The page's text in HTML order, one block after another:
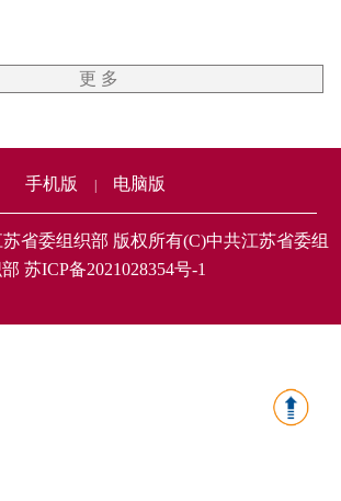
更 多
手机版 电脑版
省委组织部 版权所有(C)中共江苏省委组
苏ICP备2021028354号-1